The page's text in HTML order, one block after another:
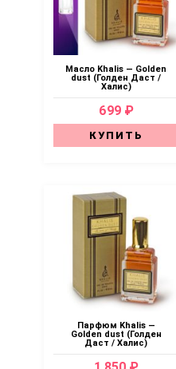
Масло Khalis — Golden
dust (Голден Даст /
Халис)
699 ₽
КУПИТЬ
Парфюм Khalis —
Golden dust (Голден
Даст / Халис)